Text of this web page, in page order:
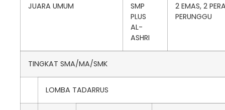
JUARA UMUM
SMP
PLUS
AL-
ASHRI
2 EMAS, 2
PERUNGGU
TINGKAT SMA/MA/SMK
LOMBA TADARRUS